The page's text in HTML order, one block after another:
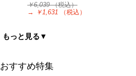
￥6,039（税込）
→
￥1,631 （税込）
もっと見る▼
おすすめ特集